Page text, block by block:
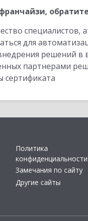
для
решений в
партнерами
сертификата
Политика
конфиденциальности
Замечания по сайту
Другие сайты